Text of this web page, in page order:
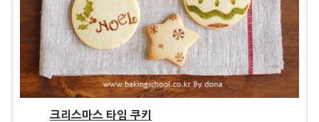
크리스마스 타임 쿠키